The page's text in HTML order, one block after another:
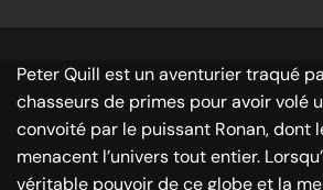
Peter Quill est un aventurier traqué
chasseurs de primes pour avoir volé
convoité par le puissant Ronan, dont
menacent l’univers tout entier.
véritable pouvoir de ce globe et la